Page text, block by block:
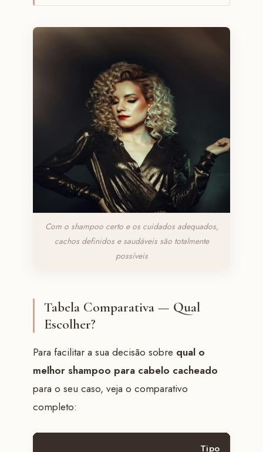
Com o shampoo certo e os cuidados adequados,
cachos definidos e saudáveis são totalmente
possíveis
Tabela Comparativa — Qual
Escolher?
Para facilitar a sua decisão sobre qual o
melhor shampoo para cabelo cacheado
para o seu caso, veja o comparativo
completo:
Tipo